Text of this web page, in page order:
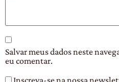
Salvar meus dados neste
eu comentar.